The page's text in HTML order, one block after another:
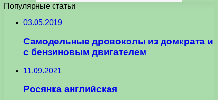
Популярные статьи
03.05.2019
Самодельные дровоколы из домкрата и
с бензиновым двигателем
11.09.2021
Росянка английская